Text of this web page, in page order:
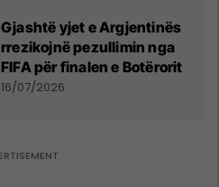
Gjashtë yjet e Argjentinës
rrezikojnë pezullimin nga
FIFA për finalen e Botërorit
16/07/2026